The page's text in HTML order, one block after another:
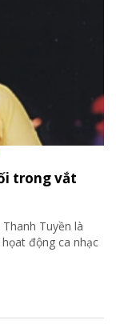
trong vắt
Tuyền là
động ca nhạc